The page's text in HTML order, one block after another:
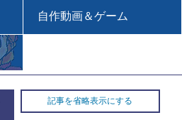
自作動画＆ゲーム
記事を省略表示にする